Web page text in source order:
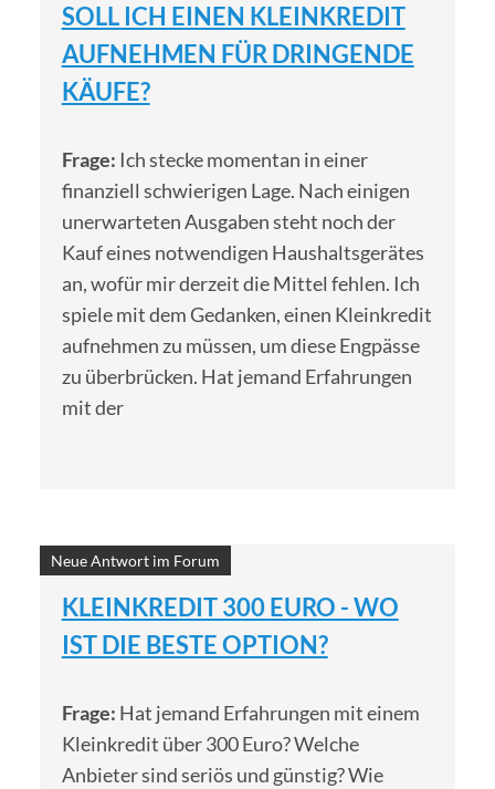
SOLL ICH EINEN KLEINKREDIT
AUFNEHMEN FÜR DRINGENDE
KÄUFE?
Frage: Ich stecke momentan in einer
finanziell schwierigen Lage. Nach einigen
unerwarteten Ausgaben steht noch der
Kauf eines notwendigen Haushaltsgerätes
an, wofür mir derzeit die Mittel fehlen. Ich
spiele mit dem Gedanken, einen Kleinkredit
aufnehmen zu müssen, um diese Engpässe
zu überbrücken. Hat jemand Erfahrungen
mit der
Neue Antwort im Forum
KLEINKREDIT 300 EURO - WO
IST DIE BESTE OPTION?
Frage: Hat jemand Erfahrungen mit einem
Kleinkredit über 300 Euro? Welche
Anbieter sind seriös und günstig? Wie